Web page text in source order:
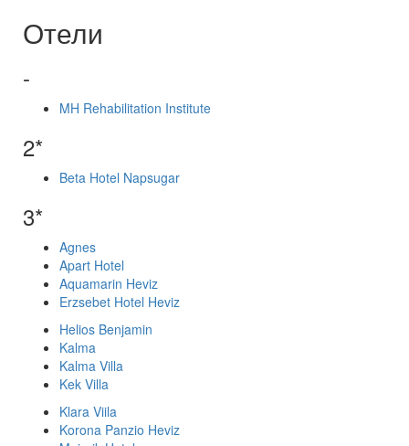
Отели
-
MH Rehabilitation Institute
2*
Beta Hotel Napsugar
3*
Agnes
Apart Hotel
Aquamarin Heviz
Erzsebet Hotel Heviz
Helios Benjamin
Kalma
Kalma Villa
Kek Villa
Klara Viila
Korona Panzio Heviz